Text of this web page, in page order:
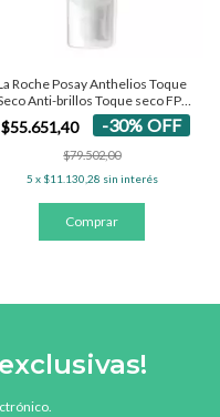
Roche Posay Anthelios Toque
Anti-brillos Toque seco FPS
50+ - Con Color 50 Ml
$55.651,40 -30% OFF
$79.502,00
5 x $11.130,28 sin interés